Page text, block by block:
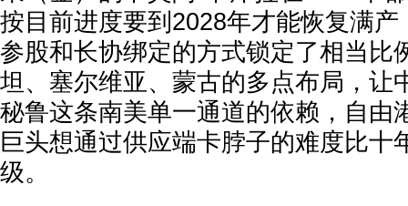
按目前进度要到2028年才能恢复满
参股和长协绑定的方式锁定了相当比
坦、塞尔维亚、蒙古的多点布局，让
秘鲁这条南美单一通道的依赖，自由
巨头想通过供应端卡脖子的难度比十
级。